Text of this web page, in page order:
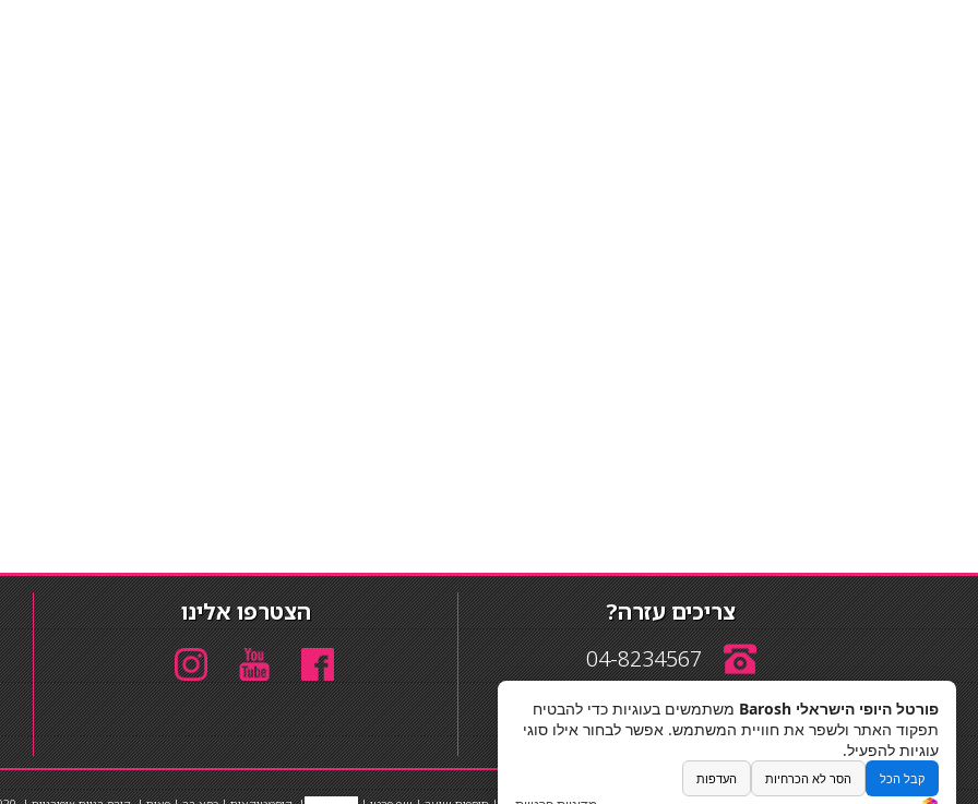
צריכים עזרה?
04-8234567
info@barosh.co.il
הצטרפו אלינו
פורטל היופי הישראלי Barosh
משתמשים בעוגיות כדי להבטיח
תפקוד האתר ולשפר את חוויית המשתמש. אפשר לבחור אילו סוגי
עוגיות להפעיל.
קבל הכל הסר לא הכרחיות העדפות